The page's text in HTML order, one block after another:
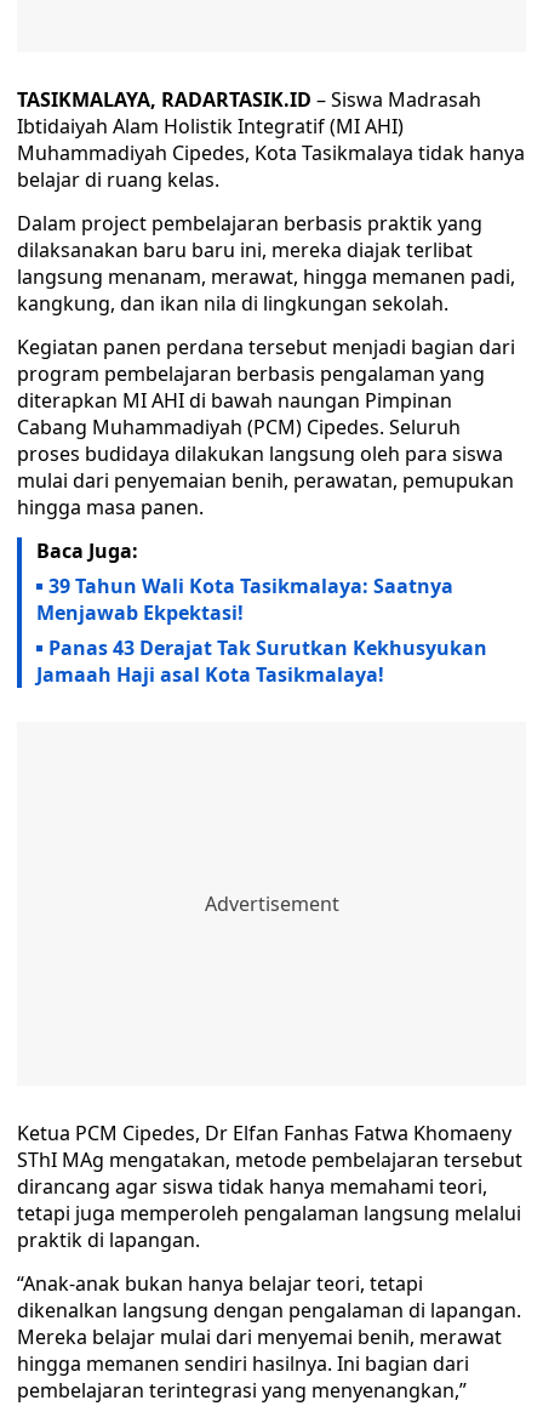
TASIKMALAYA, RADARTASIK.ID – Siswa Madrasah
Ibtidaiyah Alam Holistik Integratif (MI AHI)
Muhammadiyah Cipedes, Kota Tasikmalaya tidak hanya
belajar di ruang kelas.
Dalam project pembelajaran berbasis praktik yang
dilaksanakan baru baru ini, mereka diajak terlibat
langsung menanam, merawat, hingga memanen padi,
kangkung, dan ikan nila di lingkungan sekolah.
Kegiatan panen perdana tersebut menjadi bagian dari
program pembelajaran berbasis pengalaman yang
diterapkan MI AHI di bawah naungan Pimpinan
Cabang Muhammadiyah (PCM) Cipedes. Seluruh
proses budidaya dilakukan langsung oleh para siswa
mulai dari penyemaian benih, perawatan, pemupukan
hingga masa panen.
Baca Juga:
39 Tahun Wali Kota Tasikmalaya: Saatnya
Menjawab Ekpektasi!
Panas 43 Derajat Tak Surutkan Kekhusyukan
Jamaah Haji asal Kota Tasikmalaya!
Ketua PCM Cipedes, Dr Elfan Fanhas Fatwa Khomaeny
SThI MAg mengatakan, metode pembelajaran tersebut
dirancang agar siswa tidak hanya memahami teori,
tetapi juga memperoleh pengalaman langsung melalui
praktik di lapangan.
“Anak-anak bukan hanya belajar teori, tetapi
dikenalkan langsung dengan pengalaman di lapangan.
Mereka belajar mulai dari menyemai benih, merawat
hingga memanen sendiri hasilnya. Ini bagian dari
pembelajaran terintegrasi yang menyenangkan,”